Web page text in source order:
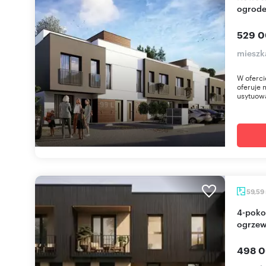
529
W
oferuje
59,59
4-pokojowe mieszkanie z balkonami,
498